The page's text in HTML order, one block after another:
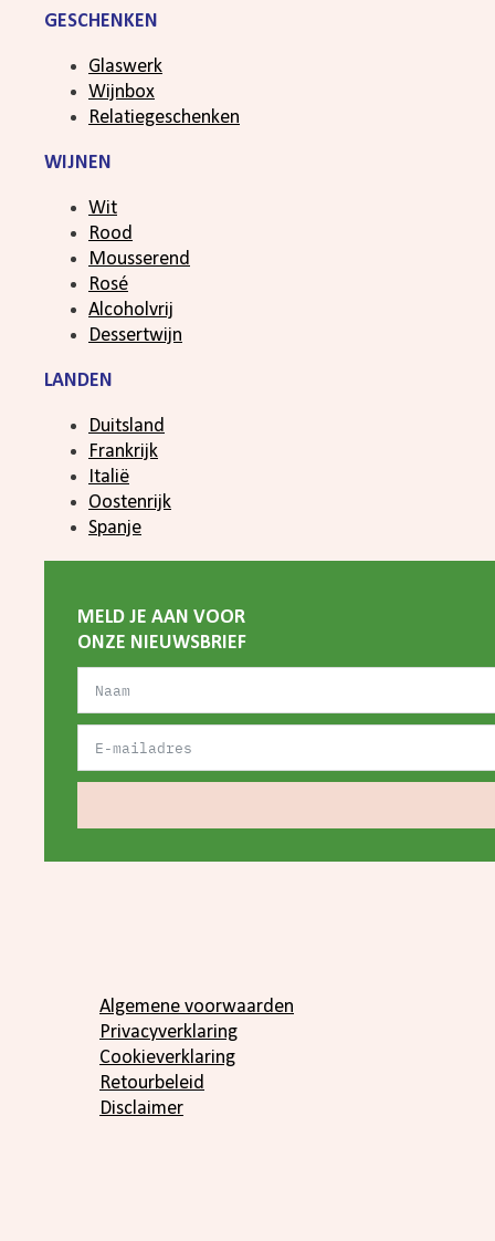
GESCHENKEN
Glaswerk
Wijnbox
Relatiegeschenken
WIJNEN
Wit
Rood
Mousserend
Rosé
Alcoholvrij
Dessertwijn
LANDEN
Duitsland
Frankrijk
Italië
Oostenrijk
Spanje
MELD JE AAN VOOR
ONZE NIEUWSBRIEF
Algemene voorwaarden
Privacyverklaring
Cookieverklaring
Retourbeleid
Disclaimer